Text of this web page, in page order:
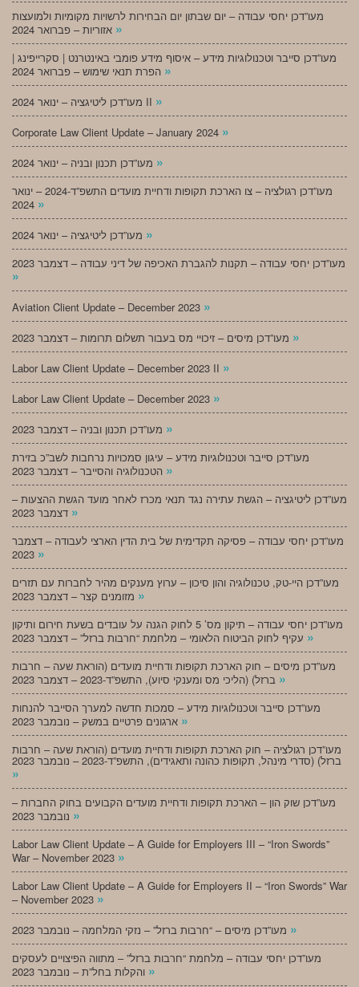
מעו”דכן יחסי עבודה – יום שבתון יום הבחירות לרשויות מקומיות ולמועצות
»
מעו”דכן סייבר וטכנולוגיות מידע – איסוף מידע פומבי באינטרנט | סקרייפינג |
»
מעו”דכן ליטיגציה – ינואר 2024 II »
Corporate Law Client Update – January 2024 »
»
מעו”דכן רגולציה – צו הארכת תקופות ודחיית מועדים התשפ”ד-2024 – ינואר
»
»
מעו”דכן יחסי עבודה – תקנות להגברת האכיפה של דיני עבודה – דצמבר 2023
»
Aviation Client Update – December 2023 »
»
Labor Law Client Update – December 2023 II »
Labor Law Client Update – December 2023 »
»
מעו”דכן סייבר וטכנולוגיות מידע – עיגון סמכויות נרחבות לשב”כ בזירת
»
מעו”דכן ליטיגציה – הגשת עתירה נגד תנאי מכרז לאחר מועד הגשת ההצעות –
»
מעו”דכן יחסי עבודה – פסיקה תקדימית של בית הדין הארצי לעבודה – דצמבר
»
מעו”דכן היי-טק, טכנולוגיה והון סיכון – ערוץ מענקים מהיר לחברות עם תזרים
»
מעו”דכן יחסי עבודה – תיקון מס’ 5 לחוק הגנה על עובדים בשעת חירום ותיקון
»
מעו”דכן מיסים – חוק הארכת תקופות ודחיית מועדים (הוראת שעה – חרבות
»
מעו”דכן סייבר וטכנולוגיות מידע – סמכות חדשה למערך הסייבר להנחות
»
מעו”דכן רגולציה – חוק הארכת תקופות ודחיית מועדים (הוראת שעה – חרבות
ברזל) (סדרי מינהל, תקופות כהונה ותאגידים), התשפ”ד-2023 – נובמבר 2023
»
מעו”דכן שוק הון – הארכת תקופות ודחיית מועדים הקבועים בחוק החברות –
»
Labor Law Client Update – A Guide for Employers III – “Iron Swords”
War – November 2023 »
Labor Law Client Update – A Guide for Employers II – “Iron Swords” War
– November 2023 »
»
מעו”דכן יחסי עבודה – מלחמת “חרבות ברזל” – מתווה הפיצויים לעסקים
»